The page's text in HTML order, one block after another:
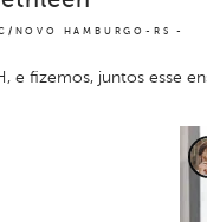
NOVO HAMBURGO-RS
e fizemos, juntos esse